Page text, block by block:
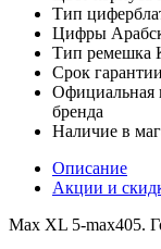
Тип
Цифры
Тип ремешка
Срок гарантии
Официальная
бренда
Наличие в
Описание
Акции и
Max XL 5-max405.